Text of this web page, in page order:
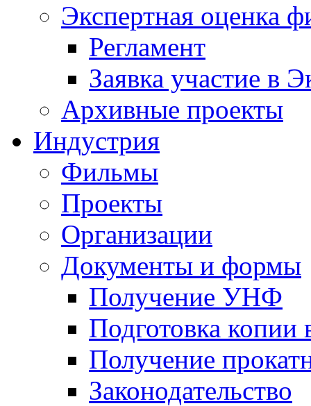
Экспертная оценка
Регламент
Заявка участие в
Архивные проекты
Индустрия
Фильмы
Проекты
Организации
Документы и формы
Получение УНФ
Подготовка копии
Получение
Законодательство